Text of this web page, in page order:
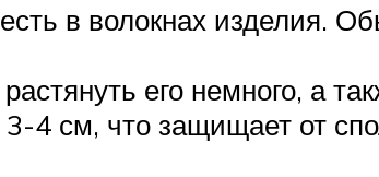
в волокнах изделия.
его немного, а
4 см, что защищает от